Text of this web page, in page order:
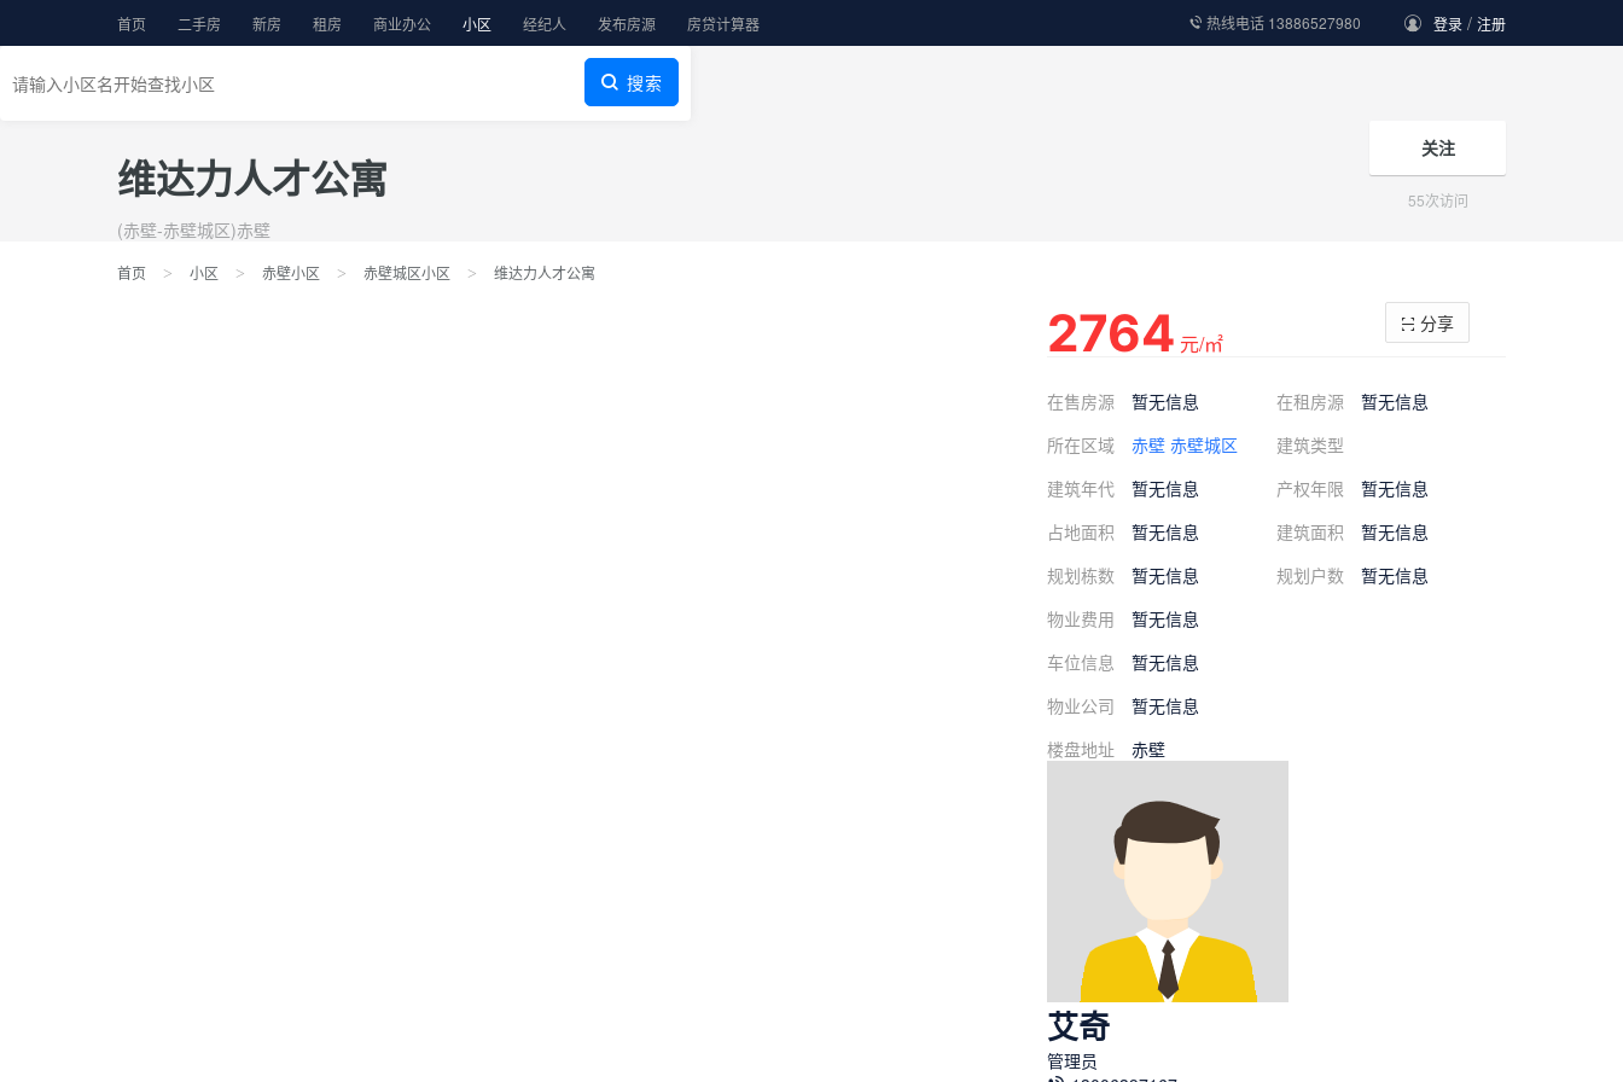
首页 二手房 新房 租房 商业办公 小区 经纪人 发布房源 房贷计算器 热线电话 13886527980 登录 / 注册
搜索
维达力人才公寓
(赤壁-赤壁城区)赤壁
关注
55次访问
首页 > 小区 > 赤壁小区 > 赤壁城区小区 > 维达力人才公寓
分享
2764 元/㎡
在售房源 暂无信息 在租房源
暂无信息
所在区域
赤壁 赤壁城区
建筑类型
建筑年代
暂无信息 产权年限
暂无信息
占地面积
暂无信息 建筑面积
暂无信息
规划栋数
暂无信息 规划户数
暂无信息
物业费用
暂无信息
车位信息
暂无信息
物业公司
暂无信息
楼盘地址
赤壁
艾奇
管理员